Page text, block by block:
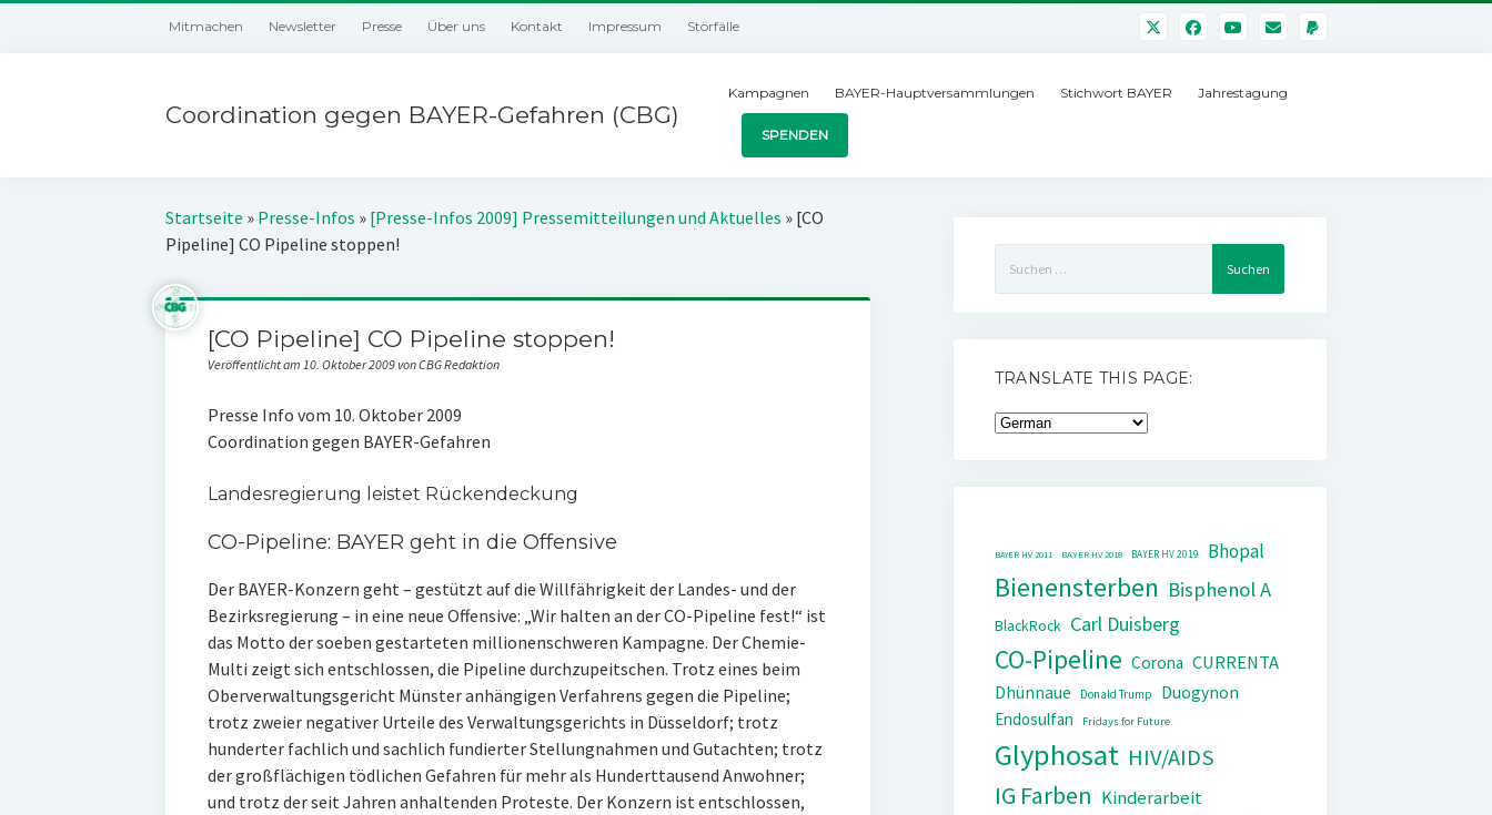
Mitmachen Newsletter Presse Über uns Kontakt Impressum Störfälle
Coordination gegen BAYER-Gefahren (CBG)
Kampagnen BAYER-Hauptversammlungen Stichwort BAYER Jahrestagung
SPENDEN
Startseite » Presse-Infos » [Presse-Infos 2009] Pressemitteilungen und Aktuelles » [CO
Pipeline] CO Pipeline stoppen!
[CO Pipeline] CO Pipeline stoppen!
Veröffentlicht am 10. Oktober 2009 von CBG Redaktion
Presse Info vom 10. Oktober 2009
Coordination gegen BAYER-Gefahren
Landesregierung leistet Rückendeckung
CO-Pipeline: BAYER geht in die Offensive
Der BAYER-Konzern geht – gestützt auf die Willfährigkeit der Landes- und der
Bezirksregierung – in eine neue Offensive: „Wir halten an der CO-Pipeline fest!“ ist
das Motto der soeben gestarteten millionenschweren Kampagne. Der Chemie-
Multi zeigt sich entschlossen, die Pipeline durchzupeitschen. Trotz eines beim
Oberverwaltungsgericht Münster anhängigen Verfahrens gegen die Pipeline;
trotz zweier negativer Urteile des Verwaltungsgerichts in Düsseldorf; trotz
hunderter fachlich und sachlich fundierter Stellungnahmen und Gutachten; trotz
der großflächigen tödlichen Gefahren für mehr als Hunderttausend Anwohner;
und trotz der seit Jahren anhaltenden Proteste. Der Konzern ist entschlossen,
nach:
TRANSLATE THIS PAGE:
BAYER HV 2011 BAYER HV 2018 BAYER HV 2019 Bhopal
Bienensterben Bisphenol A
BlackRock Carl Duisberg
CO-Pipeline Corona CURRENTA
Dhünnaue Donald Trump
Duogynon
Endosulfan
Fridays for Future
Glyphosat HIV/AIDS
IG Farben Kinderarbeit